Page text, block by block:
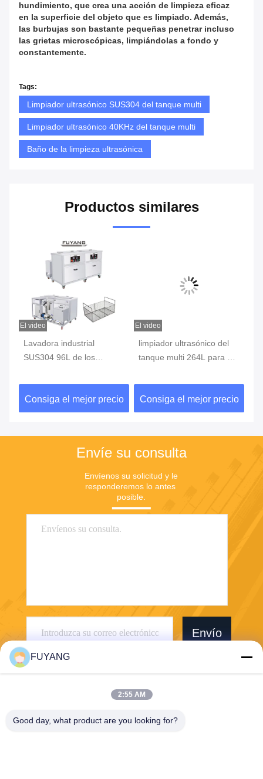
hundimiento, que crea una acción de limpieza eficaz
en la superficie del objeto que es limpiado. Además,
las burbujas son bastante pequeñas penetrar incluso
las grietas microscópicas, limpiándolas a fondo y
constantemente.
Tags:
Limpiador ultrasónico SUS304 del tanque multi
Limpiador ultrasónico 40KHz del tanque multi
Baño de la limpieza ultrasónica
Productos similares
El video
Lavadora industrial
SUS304 96L de los
limpieza ultrasónica del
filtro-secador
Consiga el mejor precio
El video
limpiador ultrasónico del
tanque multi 264L para el
SUS304 de los moldes
plásticos
Consiga el mejor precio
Envíe su consulta
Envíenos su solicitud y le
responderemos lo antes
posible.
Envío
Shenzhen FUYANG Technology Group Co.
FUYANG
2:55 AM
Good day, what product are you looking for?